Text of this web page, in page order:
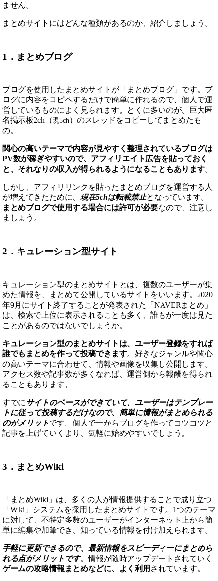
ません。
まとめサイトにはどんな種類があるのか、紹介しましょう。
1．まとめブログ
ブログを使用したまとめサイトが「まとめブログ」です。ブ
ログに内容をコピペするだけで簡単に作れるので、個人で運
営しているものによく見られます。とくに多いのが、巨大匿
名掲示板2ch（現5ch）のスレッドをコピーしてまとめたも
の。
関心の高いテーマで内容が見やすく整理されているブログは
PV数が稼ぎやすいので、アフィリエイト広告を貼っておく
と、それなりの収入が得られるようになることもあります。
しかし、アフィリリンクを貼ったまとめブログを運営する人
が増えてきたために、 現在5chは転載禁止となっています。
まとめブログで使用する場合には許可が必要なので、注意し
ましょう。
2．キュレーション型サイト
キュレーション型のまとめサイトとは、複数のユーザーが集
めた情報を、まとめて公開しているサイトをいいます。2020
年9月にサイト終了することが発表された「NAVERまとめ」
は、検索で上位に表示されることも多く、誰もが一度は見た
ことがあるのではないでしょうか。
キュレーション型のまとめサイトは、ユーザー登録をすれば
誰でもまとめを作って投稿できます。好きなジャンルや関心
の高いテーマに合わせて、情報や画像を収集し公開します。
アクセス数や記事数が多くなれば、運営側から報酬を得られ
ることもあります。
すでに サイトのベースができていて、ユーザーはテンプレー
トに従って投稿するだけなので、簡単に情報がまとめられる
のがメリットです。個人で一からブログを作ってコツコツと
記事を上げていくより、気軽に始めやすいでしょう。
3．まとめWiki
「まとめWiki」は、多くの人が情報提供することで成り立つ
「Wiki」システムを採用したまとめサイトです。1つのテーマ
に対して、不特定多数のユーザーがインターネット上から簡
単に編集や加筆でき、知っている情報を付け加えられます。
手軽に更新できるので、最新情報をスピーディーにまとめら
れる点がメリットです。情報が随時アップデートされていく
ゲームの攻略情報まとめなどに、よく利用 されています。